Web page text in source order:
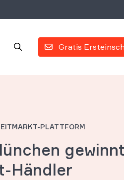
Gratis
PLATTFORM
Händler